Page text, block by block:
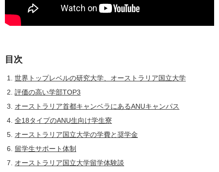
目次
世界トップレベルの研究大学、オーストラリア国立大学
評価の高い学部TOP3
オーストラリア首都キャンベラにあるANUキャンパス
全18タイプのANU生向け学生寮
オーストラリア国立大学の学費と奨学金
留学生サポート体制
オーストラリア国立大学留学体験談